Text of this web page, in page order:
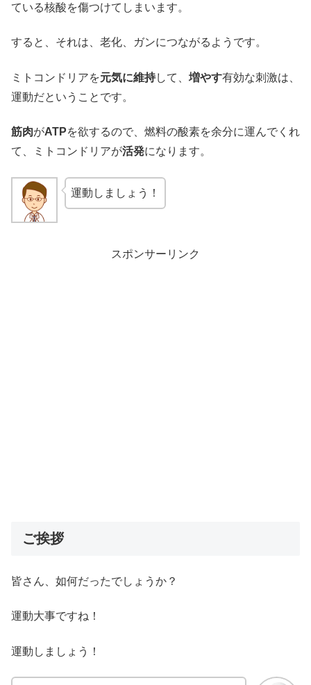
ている核酸を傷つけてしまいます。
すると、それは、老化、ガンにつながるようです。
ミトコンドリアを元気に維持して、 増やす有効な刺激は、
運動だということです。
筋肉がATPを欲するので、燃料の酸素を余分に運んでくれ
て、ミトコンドリアが活発になります。
運動しましょう！
スポンサーリンク
ご挨拶
皆さん、如何だったでしょうか？
運動大事ですね！
運動しましょう！